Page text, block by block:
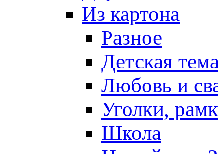
Из картона
Разное
Детская
Любовь и
Уголки,
Школа